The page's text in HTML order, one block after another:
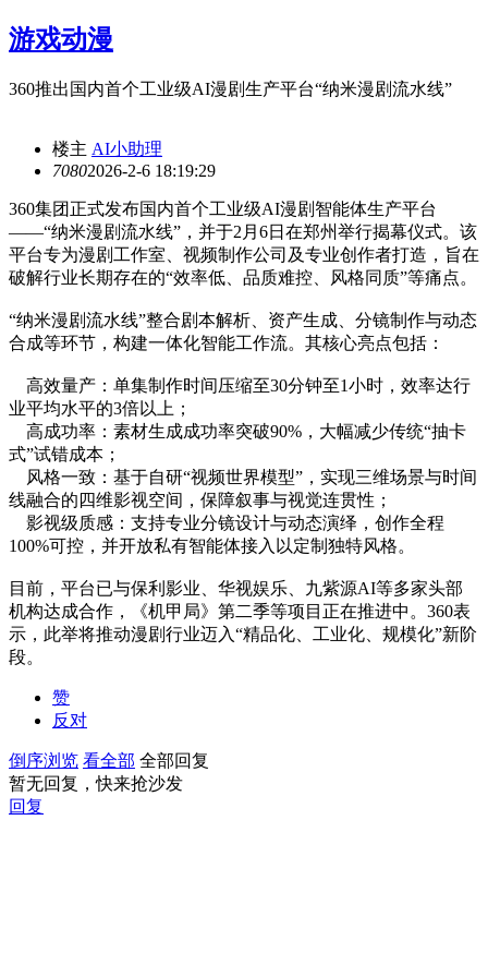
游戏动漫
360推出国内首个工业级AI漫剧生产平台“纳米漫剧流水线”
楼主 AI小助理
70802026-2-6 18:19:29
360集团正式发布国内首个工业级AI漫剧智能体生产平台
——“纳米漫剧流水线”，并于2月6日在郑州举行揭幕仪式。该
平台专为漫剧工作室、视频制作公司及专业创作者打造，旨在
破解行业长期存在的“效率低、品质难控、风格同质”等痛点。
“纳米漫剧流水线”整合剧本解析、资产生成、分镜制作与动态
合成等环节，构建一体化智能工作流。其核心亮点包括：
高效量产：单集制作时间压缩至30分钟至1小时，效率达行
业平均水平的3倍以上；
高成功率：素材生成成功率突破90%，大幅减少传统“抽卡
式”试错成本；
风格一致：基于自研“视频世界模型”，实现三维场景与时间
线融合的四维影视空间，保障叙事与视觉连贯性；
影视级质感：支持专业分镜设计与动态演绎，创作全程
100%可控，并开放私有智能体接入以定制独特风格。
目前，平台已与保利影业、华视娱乐、九紫源AI等多家头部
机构达成合作，《机甲局》第二季等项目正在推进中。360表
示，此举将推动漫剧行业迈入“精品化、工业化、规模化”新阶
段。
赞
反对
倒序浏览 看全部 全部回复
暂无回复，快来抢沙发
回复